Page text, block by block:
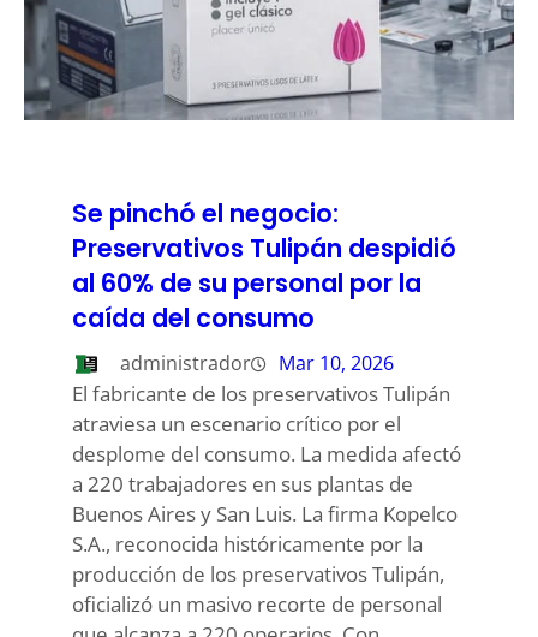
Se pinchó el negocio:
Preservativos Tulipán despidió
al 60% de su personal por la
caída del consumo
administrador Mar 10, 2026
El fabricante de los preservativos Tulipán
atraviesa un escenario crítico por el
desplome del consumo. La medida afectó
a 220 trabajadores en sus plantas de
Buenos Aires y San Luis. La firma Kopelco
S.A., reconocida históricamente por la
producción de los preservativos Tulipán,
oficializó un masivo recorte de personal